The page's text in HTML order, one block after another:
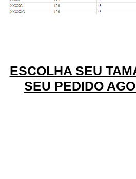
ESCOLHA SEU
SEU PEDIDO